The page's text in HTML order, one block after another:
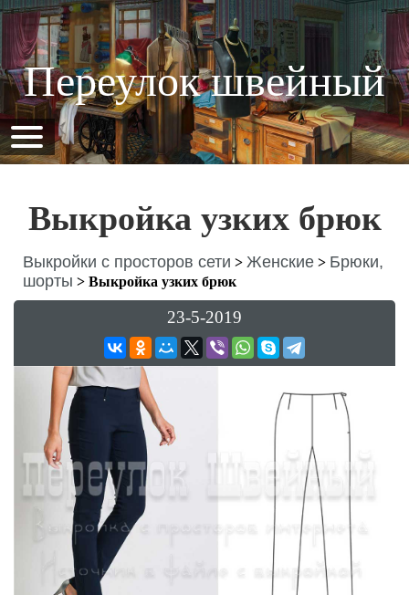
Переулок швейный
Выкройка узких брюк
Выкройки с просторов сети > Женские > Брюки,
шорты > Выкройка узких брюк
23-5-2019